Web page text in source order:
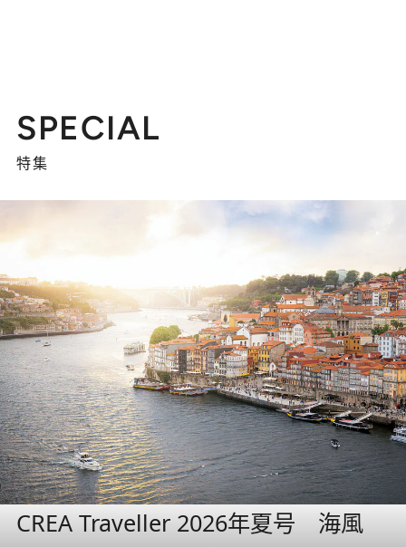
SPECIAL
特集
CREA Traveller 2026年夏号 海風